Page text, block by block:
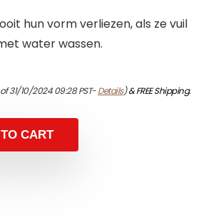
hun vorm verliezen, als ze vuil
water wassen.
31/10/2024 09:28 PST-Details)&FREE Shipping.
CART